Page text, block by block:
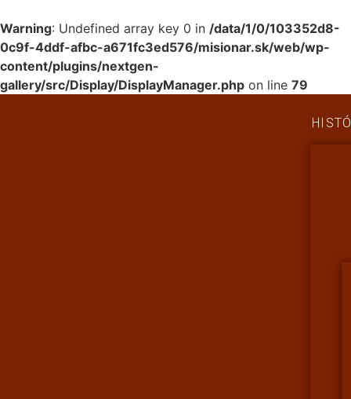
Warning: Undefined array key 0 in /data/1/0/103352d8-
0c9f-4ddf-afbc-a671fc3ed576/misionar.sk/web/wp-
content/plugins/nextgen-
gallery/src/Display/DisplayManager.php on line 79